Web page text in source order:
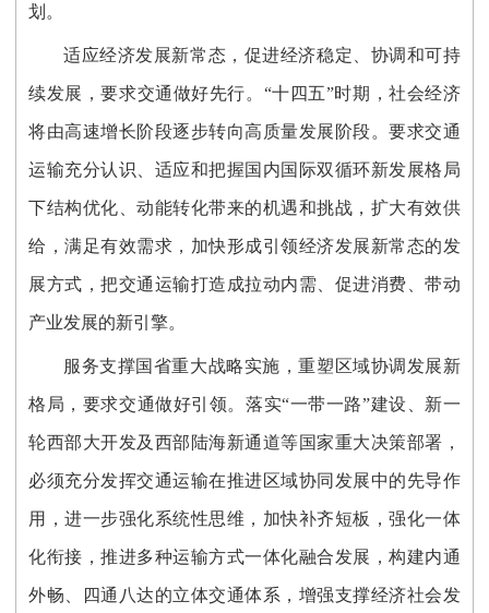
划。
适应经济发展新常态，促进经济稳定、协调和可持
续发展，要求交通做好先行。“十四五”时期，社会经济
将由高速增长阶段逐步转向高质量发展阶段。要求交通
运输充分认识、适应和把握国内国际双循环新发展格局
下结构优化、动能转化带来的机遇和挑战，扩大有效供
给，满足有效需求，加快形成引领经济发展新常态的发
展方式，把交通运输打造成拉动内需、促进消费、带动
产业发展的新引擎。
服务支撑国省重大战略实施，重塑区域协调发展新
格局，要求交通做好引领。落实“一带一路”建设、新一
轮西部大开发及西部陆海新通道等国家重大决策部署，
必须充分发挥交通运输在推进区域协同发展中的先导作
用，进一步强化系统性思维，加快补齐短板，强化一体
化衔接，推进多种运输方式一体化融合发展，构建内通
外畅、四通八达的立体交通体系，增强支撑经济社会发